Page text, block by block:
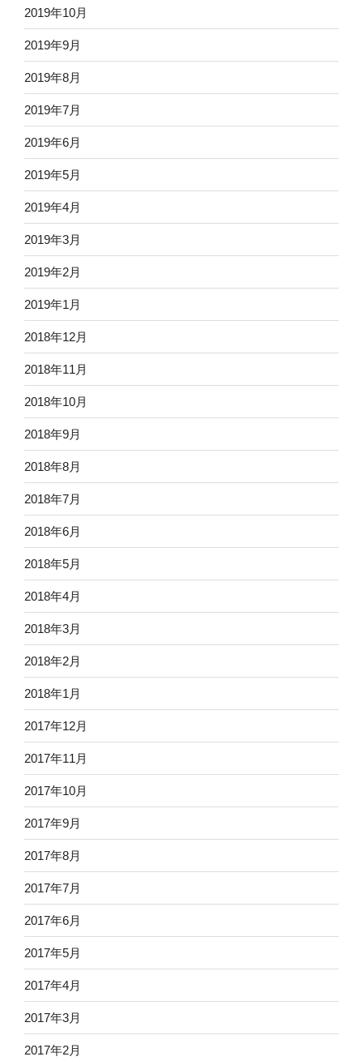
2019年10月
2019年9月
2019年8月
2019年7月
2019年6月
2019年5月
2019年4月
2019年3月
2019年2月
2019年1月
2018年12月
2018年11月
2018年10月
2018年9月
2018年8月
2018年7月
2018年6月
2018年5月
2018年4月
2018年3月
2018年2月
2018年1月
2017年12月
2017年11月
2017年10月
2017年9月
2017年8月
2017年7月
2017年6月
2017年5月
2017年4月
2017年3月
2017年2月